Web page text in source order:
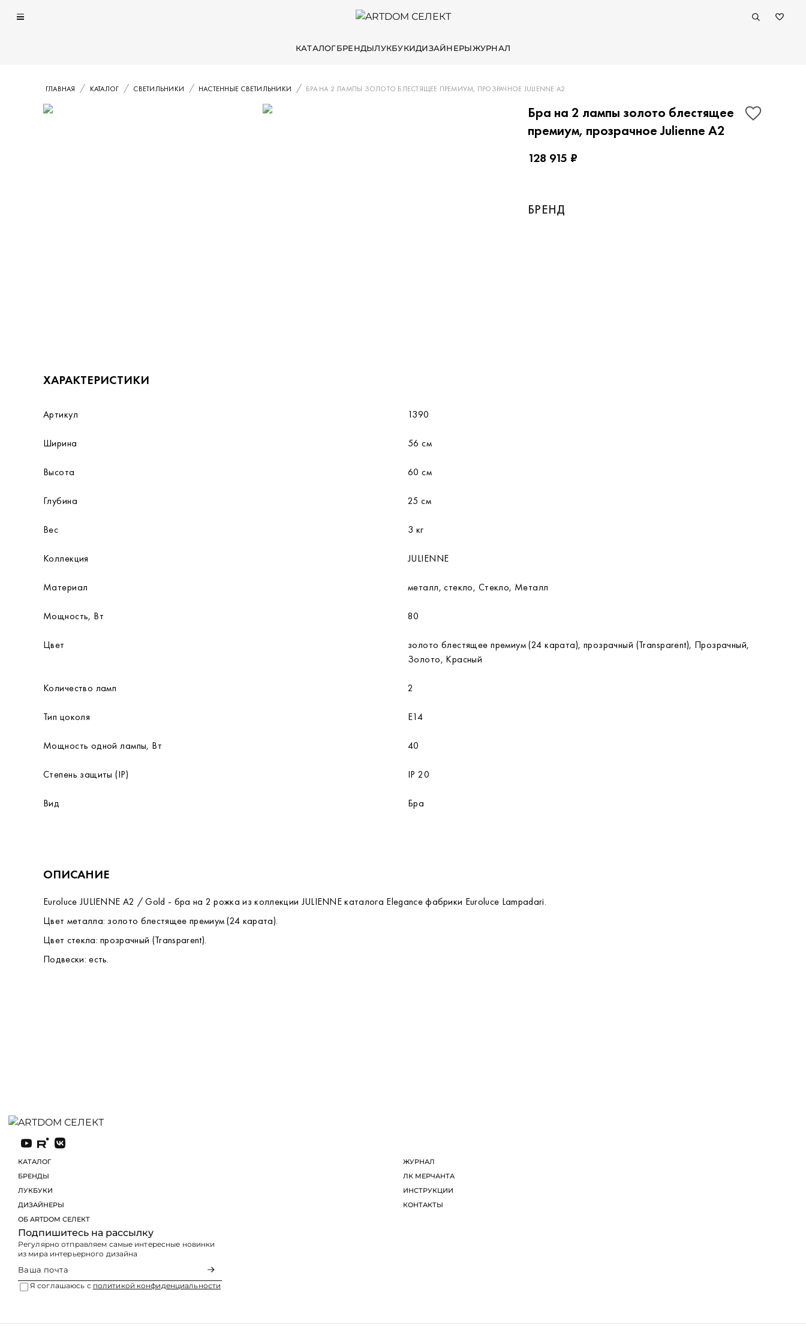
КАТАЛОГБРЕНДЫЛУКБУКИДИЗАЙНЕРЫЖУРНАЛ
ГЛАВНАЯ КАТАЛОГ СВЕТИЛЬНИКИ НАСТЕННЫЕ СВЕТИЛЬНИКИ БРА НА 2 ЛАМПЫ ЗОЛОТО БЛЕСТЯЩЕЕ ПРЕМИУМ, ПРОЗРАЧНОЕ JULIENNE A2
Бра на 2 лампы золото блестящее
премиум, прозрачное Julienne A2
128 915 ₽
ХАРАКТЕРИСТИКИ
Артикул 1390
Ширина 56 см
Высота 60 см
Глубина 25 см
Вес 3 кг
Коллекция JULIENNE
Материал металл, стекло, Стекло, Металл
Мощность, Вт 80
Цвет
золото блестящее премиум (24 карата), прозрачный (Transparent), Прозрачный,
Золото, Красный
Количество ламп 2
Тип цоколя E14
Мощность одной лампы, Вт 40
Степень защиты (IP) IP 20
Вид Бра
ОПИСАНИЕ
Euroluce JULIENNE A2 / Gold - бра на 2 рожка из коллекции JULIENNE каталога Elegance фабрики Euroluce Lampadari.
КАТАЛОГ
БРЕНДЫ
Регулярно отправляем самые интересные новинки